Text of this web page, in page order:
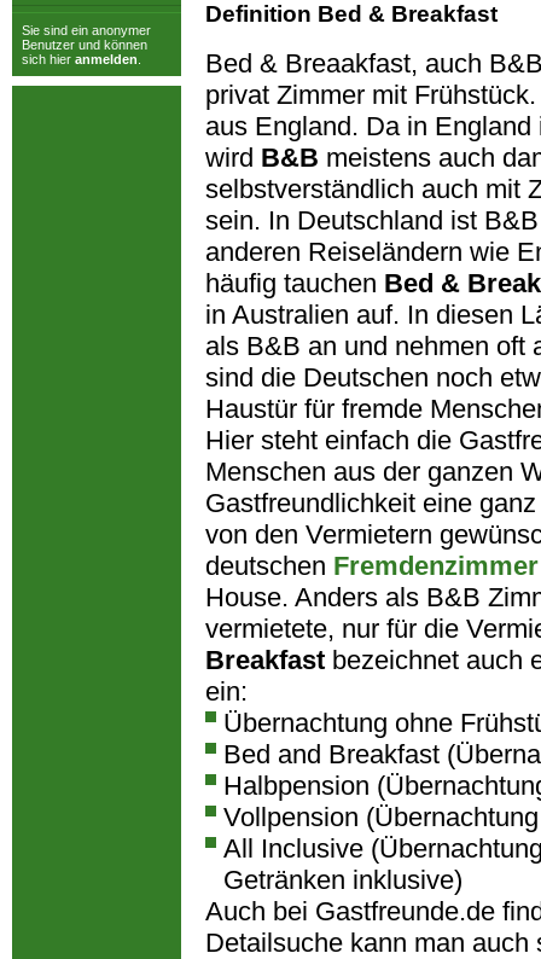
Sie sind ein anonymer
Benutzer und können
sich hier anmelden
Definition Bed & Breakfast
Bed & Breaakfast, auch
privat Zimmer mit
aus England. Da in
wird B&B meistens auch
selbstverständlich auch mit
sein. In Deutschland ist
anderen Reiseländern wie
häufig tauchen Bed &
in Australien auf. In diesen
als B&B an und nehmen oft
sind die Deutschen noch
Haustür für fremde
Hier steht einfach die
Menschen aus der ganzen
Gastfreundlichkeit eine
von den Vermietern
deutschen Fremdenzimmer
House. Anders als B&B
vermietete, nur für die
Breakfast bezeichnet auch
ein:
Übernachtung ohne
Bed and Breakfast
Halbpension
Vollpension
All Inclusive
Getränken inklusive)
Auch bei Gastfreunde.de
Detailsuche kann man